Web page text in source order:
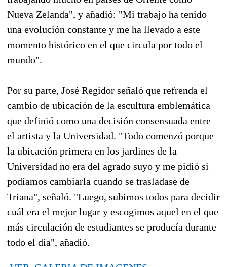
Nueva Zelanda", y añadió: "Mi trabajo ha tenido
una evolución constante y me ha llevado a este
momento histórico en el que circula por todo el
mundo".
Por su parte, José Regidor señaló que refrenda el
cambio de ubicación de la escultura emblemática
que definió como una decisión consensuada entre
el artista y la Universidad. "Todo comenzó porque
la ubicación primera en los jardines de la
Universidad no era del agrado suyo y me pidió si
podíamos cambiarla cuando se trasladase de
Triana", señaló. "Luego, subimos todos para decidir
cuál era el mejor lugar y escogimos aquel en el que
más circulación de estudiantes se producía durante
todo el día", añadió.